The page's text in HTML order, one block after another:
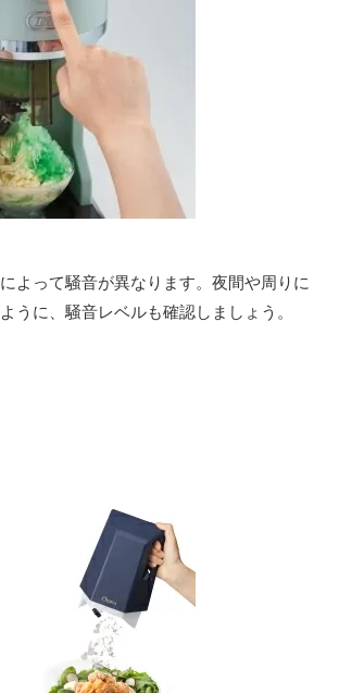
よって騒音が異なります。夜間や周りに
うに、騒音レベルも確認しましょう。